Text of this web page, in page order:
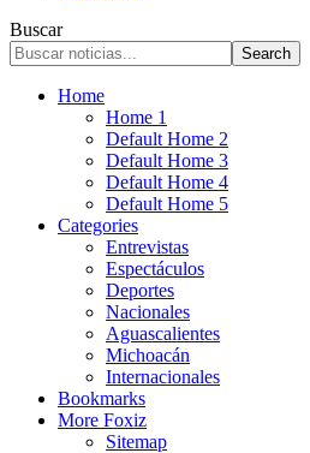
Buscar
Home
Home 1
Default Home 2
Default Home 3
Default Home 4
Default Home 5
Categories
Entrevistas
Espectáculos
Deportes
Nacionales
Aguascalientes
Michoacán
Internacionales
Bookmarks
More Foxiz
Sitemap